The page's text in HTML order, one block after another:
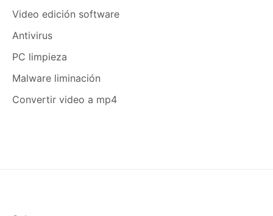
Video edición software
Antivirus
PC limpieza
Malware liminación
Convertir video a mp4